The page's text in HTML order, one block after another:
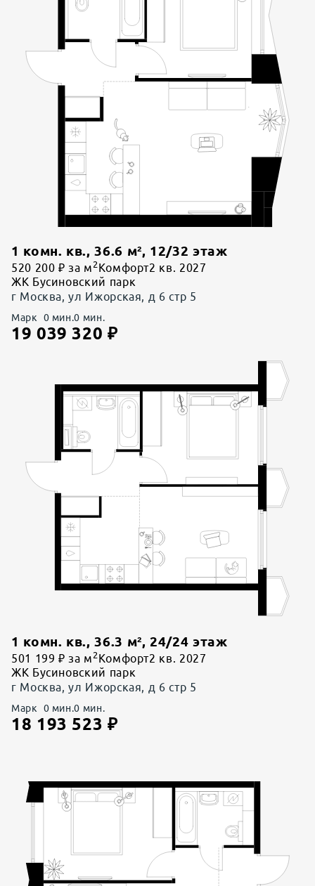
1 комн. кв., 36.6 м², 12/32 этаж
520 200 ₽ за м 2 Комфорт2 кв. 2027
ЖК Бусиновский парк
г Москва, ул Ижорская, д 6 стр 5
Марк 0 мин.0 мин.
19 039 320 ₽
1 комн. кв., 36.3 м²,24/24 этаж
501 199 ₽ за м 2 Комфорт2 кв. 2027
ЖК Бусиновский парк
г Москва, ул Ижорская, д 6 стр 5
Марк 0 мин.0 мин.
18 193 523 ₽